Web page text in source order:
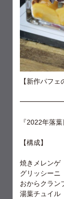
【新作パフェ
━━━━━━━
『2022年落葉
【構成】
焼きメレンゲ
グリッシーニ
おからクラン
湯葉チュイル